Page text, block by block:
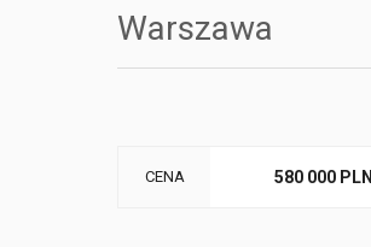
Warszawa
CENA 580 000 PLN